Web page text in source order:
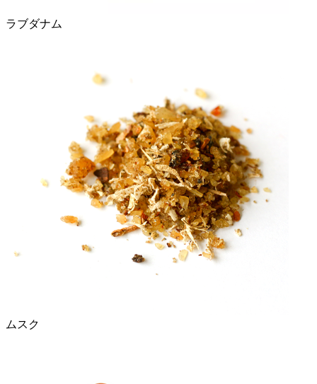
ラブダナム
ムスク